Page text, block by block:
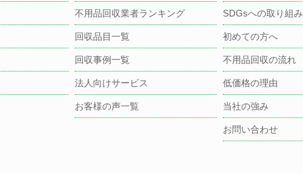
不用品回収業者ランキング
回収品目一覧
回収事例一覧
法人向けサービス
お客様の声一覧
SDGsへの取り組み
初めての方へ
不用品回収の流れ
低価格の理由
当社の強み
お問い合わせ